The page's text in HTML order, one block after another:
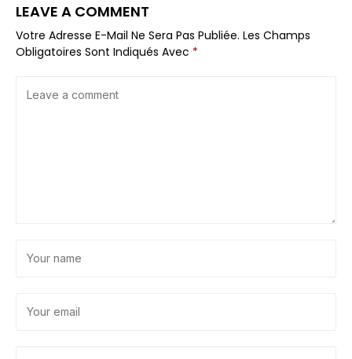
LEAVE A COMMENT
Votre Adresse E-Mail Ne Sera Pas Publiée. Les Champs
Obligatoires Sont Indiqués Avec *